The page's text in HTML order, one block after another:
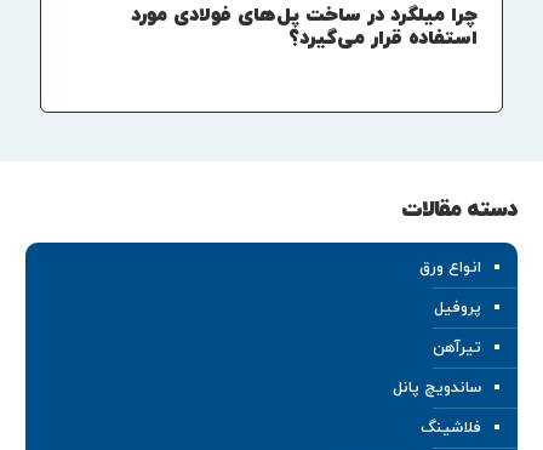
چرا میلگرد در ساخت پل‌های فولادی مورد
استفاده قرار می‌گیرد؟
دسته مقالات
انواع ورق
پروفیل
تیرآهن
ساندویچ پانل
فلاشینگ